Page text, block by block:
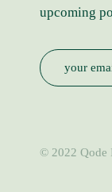
upcoming
© 2022 Qode